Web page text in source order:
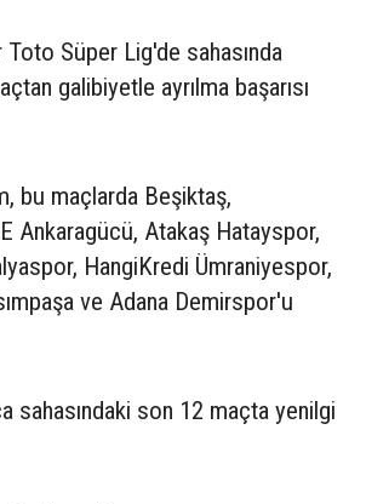
Toto Süper Lig'de sahasında
galibiyetle ayrılma başarısı
bu maçlarda Beşiktaş,
Ankaragücü, Atakaş Hatayspor,
HangiKredi Ümraniyespor,
ve Adana Demirspor'u
sahasındaki son 12 maçta yenilgi